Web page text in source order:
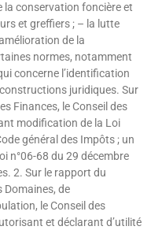
la conservation foncière et
et greffiers ; – la lutte
de la
normes, notamment
concerne l’identification
juridiques. Sur
Finances, le Conseil des
modification de la Loi
général des Impôts ; un
n°06-68 du 29 décembre
2. Sur le rapport du
Domaines, de
le Conseil des
et déclarant d’utilité